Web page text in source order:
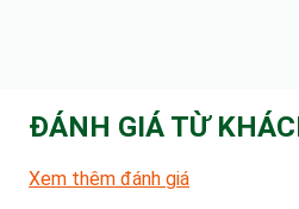
ĐÁNH GIÁ TỪ
Xem thêm đánh giá